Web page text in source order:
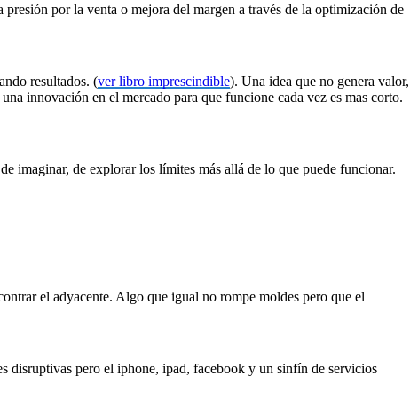
por la venta o mejora del margen a través de la optimización de
resultados. (ver libro imprescindible). Una idea que no genera valor,
innovación en el mercado para que funcione cada vez es mas corto.
imaginar, de explorar los límites más allá de lo que puede funcionar.
el adyacente. Algo que igual no rompe moldes pero que el
disruptivas pero el iphone, ipad, facebook y un sinfín de servicios